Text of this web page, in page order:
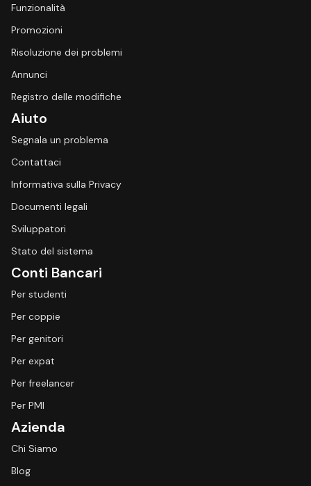
Funzionalità
Promozioni
Risoluzione dei problemi
Annunci
Registro delle modifiche
Aiuto
Segnala un problema
Contattaci
Informativa sulla Privacy
Documenti legali
Sviluppatori
Stato del sistema
Conti Bancari
Per studenti
Per coppie
Per genitori
Per expat
Per freelancer
Per PMI
Azienda
Chi Siamo
Blog